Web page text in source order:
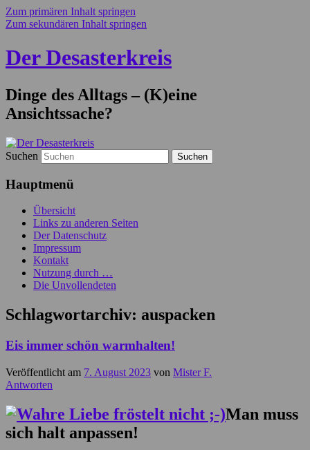
Zum primären Inhalt springen
Zum sekundären Inhalt springen
Der Desasterkreis
Dinge des Alltags – (K)eine
Ansichtssache?
Suchen
Hauptmenü
Übersicht
Links zu anderen Seiten
Der Datenschutz
Impressum
Kontakt
Nutzung durch …
Die Unvollendeten
Schlagwortarchiv: auspacken
Eis immer schön warmhalten!
Veröffentlicht am 7. August 2023 von Mister F.
Antworten
Man muss
sich halt anpassen!